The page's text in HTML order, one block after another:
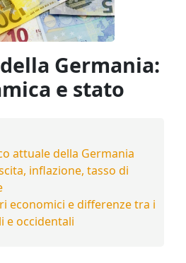
Germania:
e stato
attuale della Germania
inflazione, tasso di
economici e differenze tra i
e occidentali